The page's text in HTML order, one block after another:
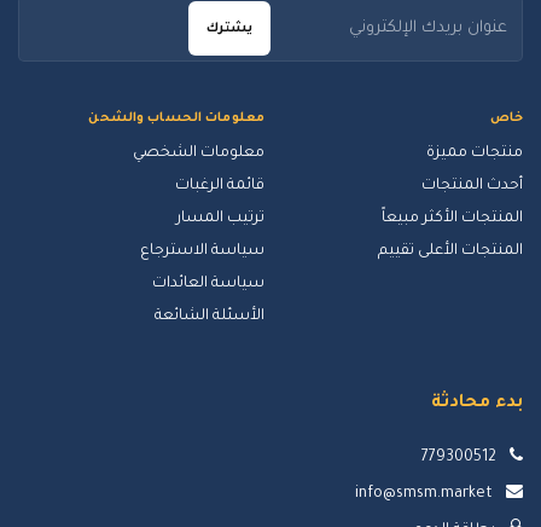
خاص
منتجات مميزة
أحدث المنتجات
المنتجات الأكثر مبيعاً
المنتجات الأعلى تقييم
معلومات الحساب والشحن
معلومات الشخصي
قائمة الرغبات
ترتيب المسار
سياسة الاسترجاع
سياسة العائدات
الأسئلة الشائعة
يشترك
بدء محادثة
779300512
info@smsm.market